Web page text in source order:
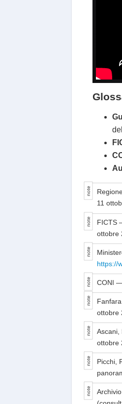
11
FICTS
ottobre
https://
CONI —
ottobre
Ascani,
ottobre
Picchi,